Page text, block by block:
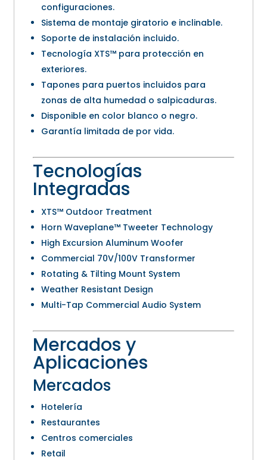
configuraciones.
Sistema de montaje giratorio e inclinable.
Soporte de instalación incluido.
Tecnología XTS™ para protección en
exteriores.
Tapones para puertos incluidos para
zonas de alta humedad o salpicaduras.
Disponible en color blanco o negro.
Garantía limitada de por vida.
Tecnologías
Integradas
XTS™ Outdoor Treatment
Horn Waveplane™ Tweeter Technology
High Excursion Aluminum Woofer
Commercial 70V/100V Transformer
Rotating & Tilting Mount System
Weather Resistant Design
Multi-Tap Commercial Audio System
Mercados y
Aplicaciones
Mercados
Hotelería
Restaurantes
Centros comerciales
Retail